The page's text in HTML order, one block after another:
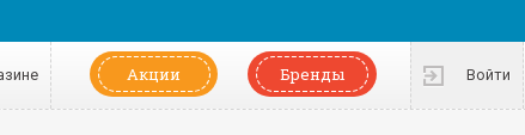
Войти
Акции Бренды